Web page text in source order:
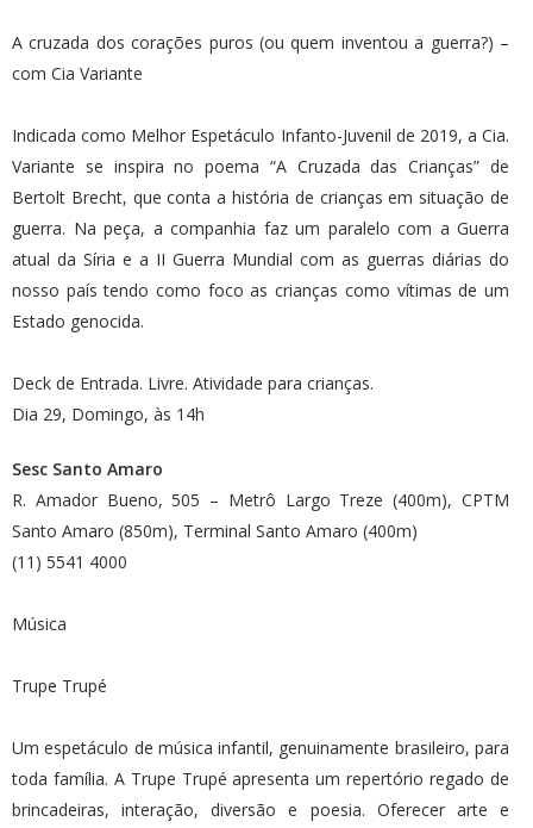
A cruzada dos corações puros (ou quem inventou a guerra?) –
com Cia Variante
Indicada como Melhor Espetáculo Infanto-Juvenil de 2019, a Cia.
Variante se inspira no poema “A Cruzada das Crianças” de
Bertolt Brecht, que conta a história de crianças em situação de
guerra. Na peça, a companhia faz um paralelo com a Guerra
atual da Síria e a II Guerra Mundial com as guerras diárias do
nosso país tendo como foco as crianças como vítimas de um
Estado genocida.
Deck de Entrada. Livre. Atividade para crianças.
Dia 29, Domingo, às 14h
Sesc Santo Amaro
R. Amador Bueno, 505 – Metrô Largo Treze (400m), CPTM
Santo Amaro (850m), Terminal Santo Amaro (400m)
(11) 5541 4000
Música
Trupe Trupé
Um espetáculo de música infantil, genuinamente brasileiro, para
toda família. A Trupe Trupé apresenta um repertório regado de
brincadeiras, interação, diversão e poesia. Oferecer arte e